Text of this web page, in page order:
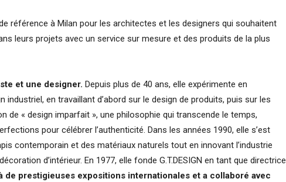
référence à Milan pour les architectes et les designers qui souhaitent
leurs projets avec un service sur mesure et des produits de la plus
et une designer. Depuis plus de 40 ans, elle expérimente en
industriel, en travaillant d’abord sur le design de produits, puis sur les
de « design imparfait », une philosophie qui transcende le temps,
pour célébrer l’authenticité. Dans les années 1990, elle s’est
contemporain et des matériaux naturels tout en innovant l’industrie
d’intérieur. En 1977, elle fonde G.T.DESIGN en tant que directrice
de prestigieuses expositions internationales et a collaboré avec